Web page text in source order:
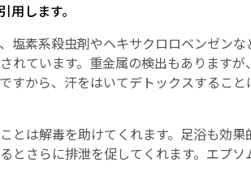
します。
塩素系殺虫剤やヘキサクロロベンゼンな
れています。重金属の検出もありますが
すから、汗をはいてデトックスすること
は解毒を助けてくれます。足浴も効果
とさらに排泄を促してくれます。エプソ